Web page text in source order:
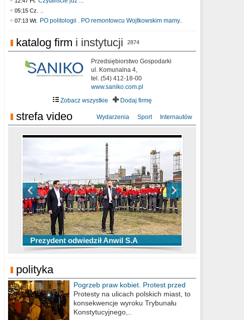
05:15 Cz. ..
07:13 Wt. PO politologii . PO remontowcu Wojtkowskim mamy..
katalog firm i instytucji 2874
Przedsiębiorstwo Gospodarki
ul. Komunalna 4,
tel. (54) 412-18-00
www.saniko.com.pl
Zobacz wszystkie
Dodaj firmę
strefa video Wydarzenia Sport Internautów
Prezydent odwiedził Anwil S.A
TOP 10 przechwytów Anwilu Włocławek
w EBL w sezonie 2019/2020
TOP 5 rzutów Anwilu Włocławek w BCL
w sezonie 2019/2020
Ni To Ponk - W oczach mamy strach
sixf33t .Last Year DRONE FOOTAGE
Włocławek
XXIII Sesja Rady Miasta Włocławek VIII
kadencji w dniu 09.06.2020 r.
polityka
Pogrzeb praw kobiet. Protest przed
biurem poselskim PiS
Protesty na ulicach polskich miast, to
konsekwencje wyroku Trybunału
Konstytucyjnego,..